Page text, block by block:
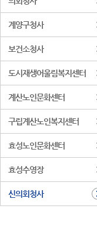
계양구청사
보건소청사
도시재생어울림복지센터
계산노인문화센터
구립계산노인복지센터
효성노인문화센터
효성수영장
신의회청사